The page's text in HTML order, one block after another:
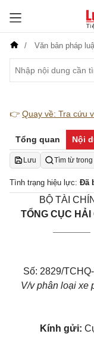
Văn bản pháp
👉 Quay về: Tra cứu
Tổng quan Nội
Lưu Tìm từ trong
Tình trạng hiệu lực: Đã
BỘ TÀI
TỔNG CỤC HẢI
Số: 2829/TCHQ-
V/v phân loại xe
Kính gửi: